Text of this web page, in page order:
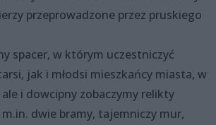
przeprowadzone przez pruskiego
spacer, w którym uczestniczyć
jak i młodsi mieszkańcy miasta, w
i dowcipny zobaczymy relikty
dwie bramy, tajemniczy mur,